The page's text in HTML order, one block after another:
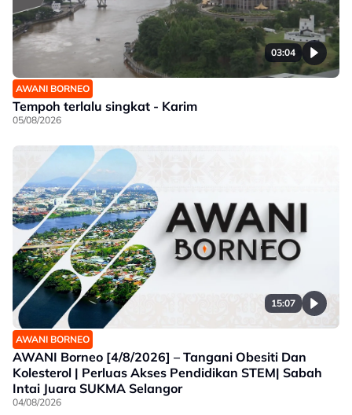
03:04
AWANI BORNEO
Tempoh terlalu singkat - Karim
05/08/2026
15:07
AWANI BORNEO
AWANI Borneo [4/8/2026] – Tangani Obesiti Dan
Kolesterol | Perluas Akses Pendidikan STEM| Sabah
Intai Juara SUKMA Selangor
04/08/2026